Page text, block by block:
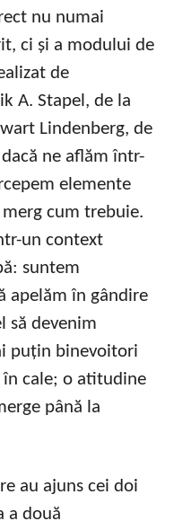
nu numai
ci și a modului de
de
A. Stapel, de la
Lindenberg, de
ne aflăm într-
elemente
cum trebuie.
un context
suntem
apelăm în gândire
să devenim
puțin binevoitori
cale; o atitudine
până la
au ajuns cei doi
a două